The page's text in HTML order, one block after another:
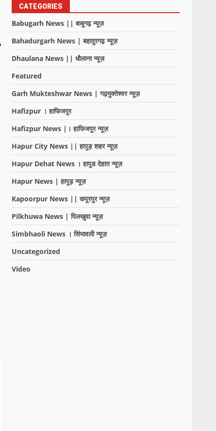
CATEGORIES
Babugarh News || बाबूगढ़ न्यूज़
Bahadurgarh News | बहादुरगढ़ न्यूज़
Dhaulana News || धौलाना न्यूज़
Featured
Garh Mukteshwar News | गढ़मुक्तेश्वर न्यूज़
Hafizpur । हाफिजपुर
Hafizpur News |। हाफिजपुर न्यूज़
Hapur City News || हापुड़ शहर न्यूज़
Hapur Dehat News । हापुड देहात न्यूज़
Hapur News | हापुड़ न्यूज़
Kapoorpur News || कपूरपुर न्यूज़
Pilkhuwa News | पिलखुवा न्यूज़
Simbhaoli News । सिंभावली न्यूज़
Uncategorized
Video